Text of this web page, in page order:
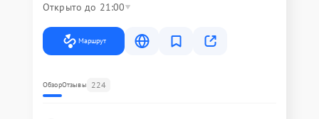
Открыто до 21:00
Маршрут
ОбзорОтзывы 224